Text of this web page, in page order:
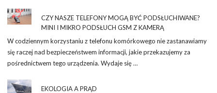
CZY NASZE TELEFONY MOGĄ BYĆ PODSŁUCHIWANE?
MINI I MIKRO PODSŁUCH GSM Z KAMERĄ
W codziennym korzystaniu z telefonu komórkowego nie zastanawiamy
się raczej nad bezpieczeństwem informacji, jakie przekazujemy za
pośrednictwem tego urządzenia. Wydaje się …
EKOLOGIA A PRĄD